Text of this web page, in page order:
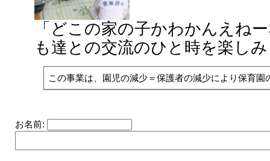
「どこの家の子かわかんえね
も達との交流のひと時を楽し
この事業は、園児の減少＝保護者の減少により保育
お名前: